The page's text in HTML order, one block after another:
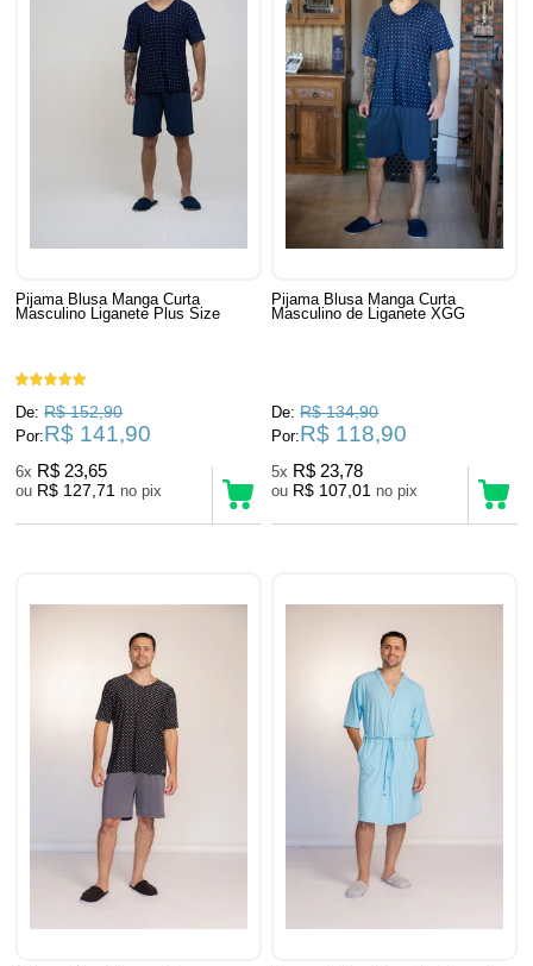
Pijama Blusa Manga Curta
Masculino Liganete Plus Size
De: R$ 152,90
Por:R$ 141,90
6x R$ 23,65
ou R$ 127,71 no pix
Pijama Blusa Manga Curta
Masculino de Liganete XGG
De: R$ 134,90
Por:R$ 118,90
5x R$ 23,78
ou R$ 107,01 no pix